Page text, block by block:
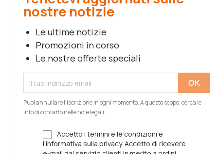
nostre notizie
Le ultime notizie
Promozioni in corso
Le nostre offerte speciali
Puoi annullare l'iscrizione in ogni momento. A questo scopo, cerca le
info di contatto nelle note legali.
Accetto i termini e le condizioni e
l'informativa sulla privacy. Accetto di ricevere